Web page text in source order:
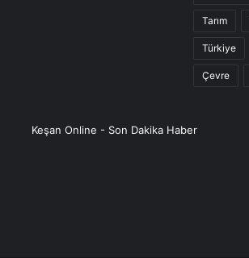
Tarım
Türkiye
Çevre
Keşan Online - Son Dakika Haber